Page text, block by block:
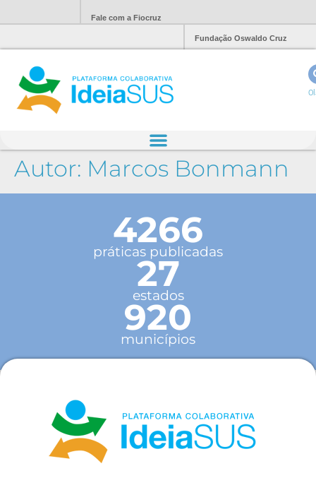
Fale com a Fiocruz
Fundação Oswaldo Cruz
Autor: Marcos Bonmann
4266
práticas publicadas
27
estados
920
municípios